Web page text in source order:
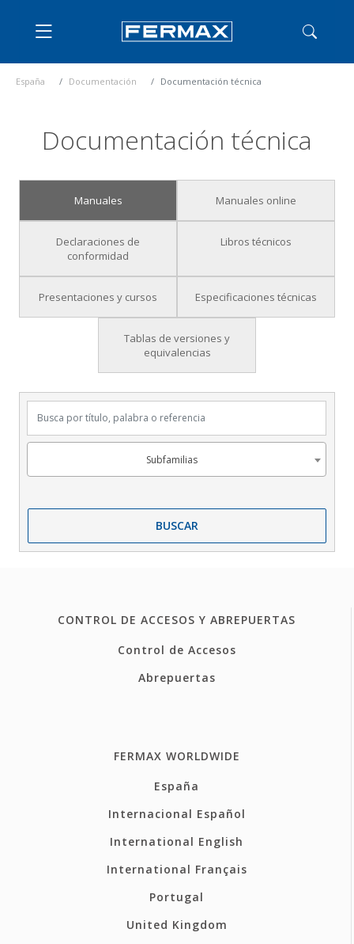
España Documentación Documentación técnica
Documentación técnica
Manuales Manuales online
Declaraciones de
conformidad
Libros técnicos
Presentaciones y cursos Especificaciones técnicas
Tablas de versiones y
equivalencias
Busca por título, palabra o referencia
Subfamilias
BUSCAR
CONTROL DE ACCESOS Y ABREPUERTAS
Control de Accesos
Abrepuertas
FERMAX WORLDWIDE
España
Internacional Español
International English
International Français
Portugal
United Kingdom